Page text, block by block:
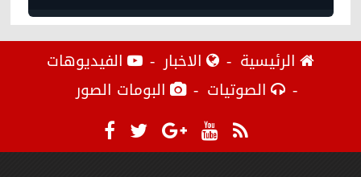
الرئيسية الاخبار
الفيديوهات
الصوتيات
البومات الصور